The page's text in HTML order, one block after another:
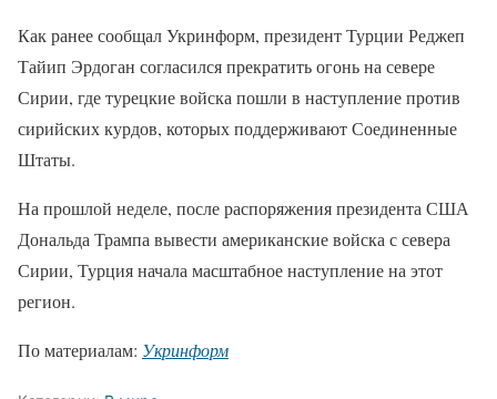
Как ранее сообщал Укринформ, президент Турции Реджеп
Тайип Эрдоган согласился прекратить огонь на севере
Сирии, где турецкие войска пошли в наступление против
сирийских курдов, которых поддерживают Соединенные
Штаты.
На прошлой неделе, после распоряжения президента США
Дональда Трампа вывести американские войска с севера
Сирии, Турция начала масштабное наступление на этот
регион.
По материалам: Укринформ